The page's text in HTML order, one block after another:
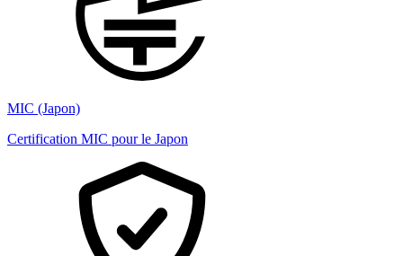
MIC (Japon)
Certification MIC pour le Japon